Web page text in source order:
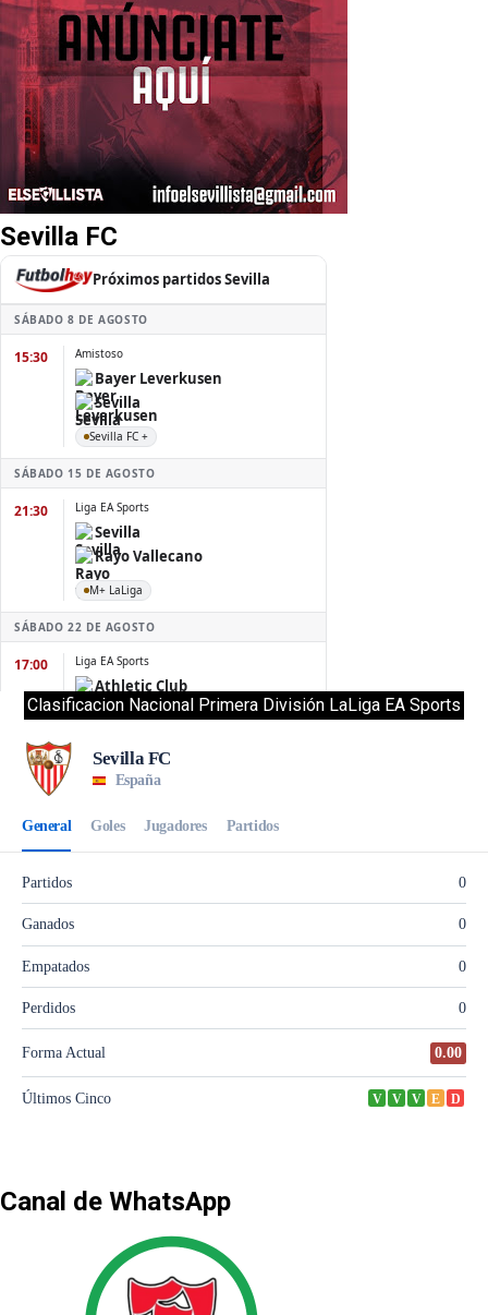
Sevilla FC
Clasificacion Nacional Primera División LaLiga EA Sports
Canal de WhatsApp